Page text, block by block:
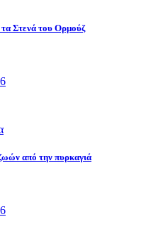
Στενά του Ορμούζ
από την πυρκαγιά